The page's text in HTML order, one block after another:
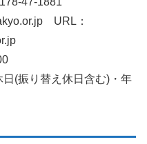
URL：
(振り替え休日含む)・年